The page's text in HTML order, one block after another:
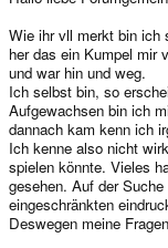
Wie ihr vll merkt bin ich
her das ein Kumpel mir
und war hin und weg.
Ich selbst bin, so
Aufgewachsen bin ich
dannach kam kenn ich
Ich kenne also nicht
spielen könnte. Vieles
gesehen. Auf der
eingeschränkten
Deswegen meine